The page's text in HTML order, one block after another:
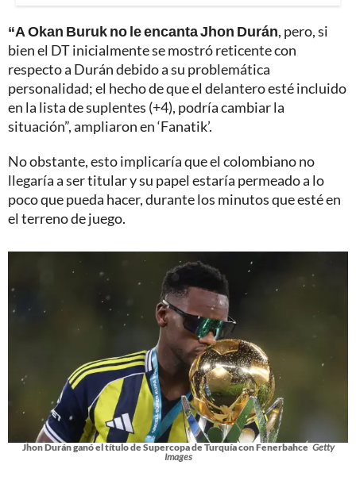
“A Okan Buruk no le encanta Jhon Durán, pero, si
bien el DT inicialmente se mostró reticente con
respecto a Durán debido a su problemática
personalidad; el hecho de que el delantero esté incluido
en la lista de suplentes (+4), podría cambiar la
situación”, ampliaron en ‘Fanatik’.
No obstante, esto implicaría que el colombiano no
llegaría a ser titular y su papel estaría permeado a lo
poco que pueda hacer, durante los minutos que esté en
el terreno de juego.
Jhon Durán ganó el título de Supercopa de Turquía con Fenerbahce Getty
Images